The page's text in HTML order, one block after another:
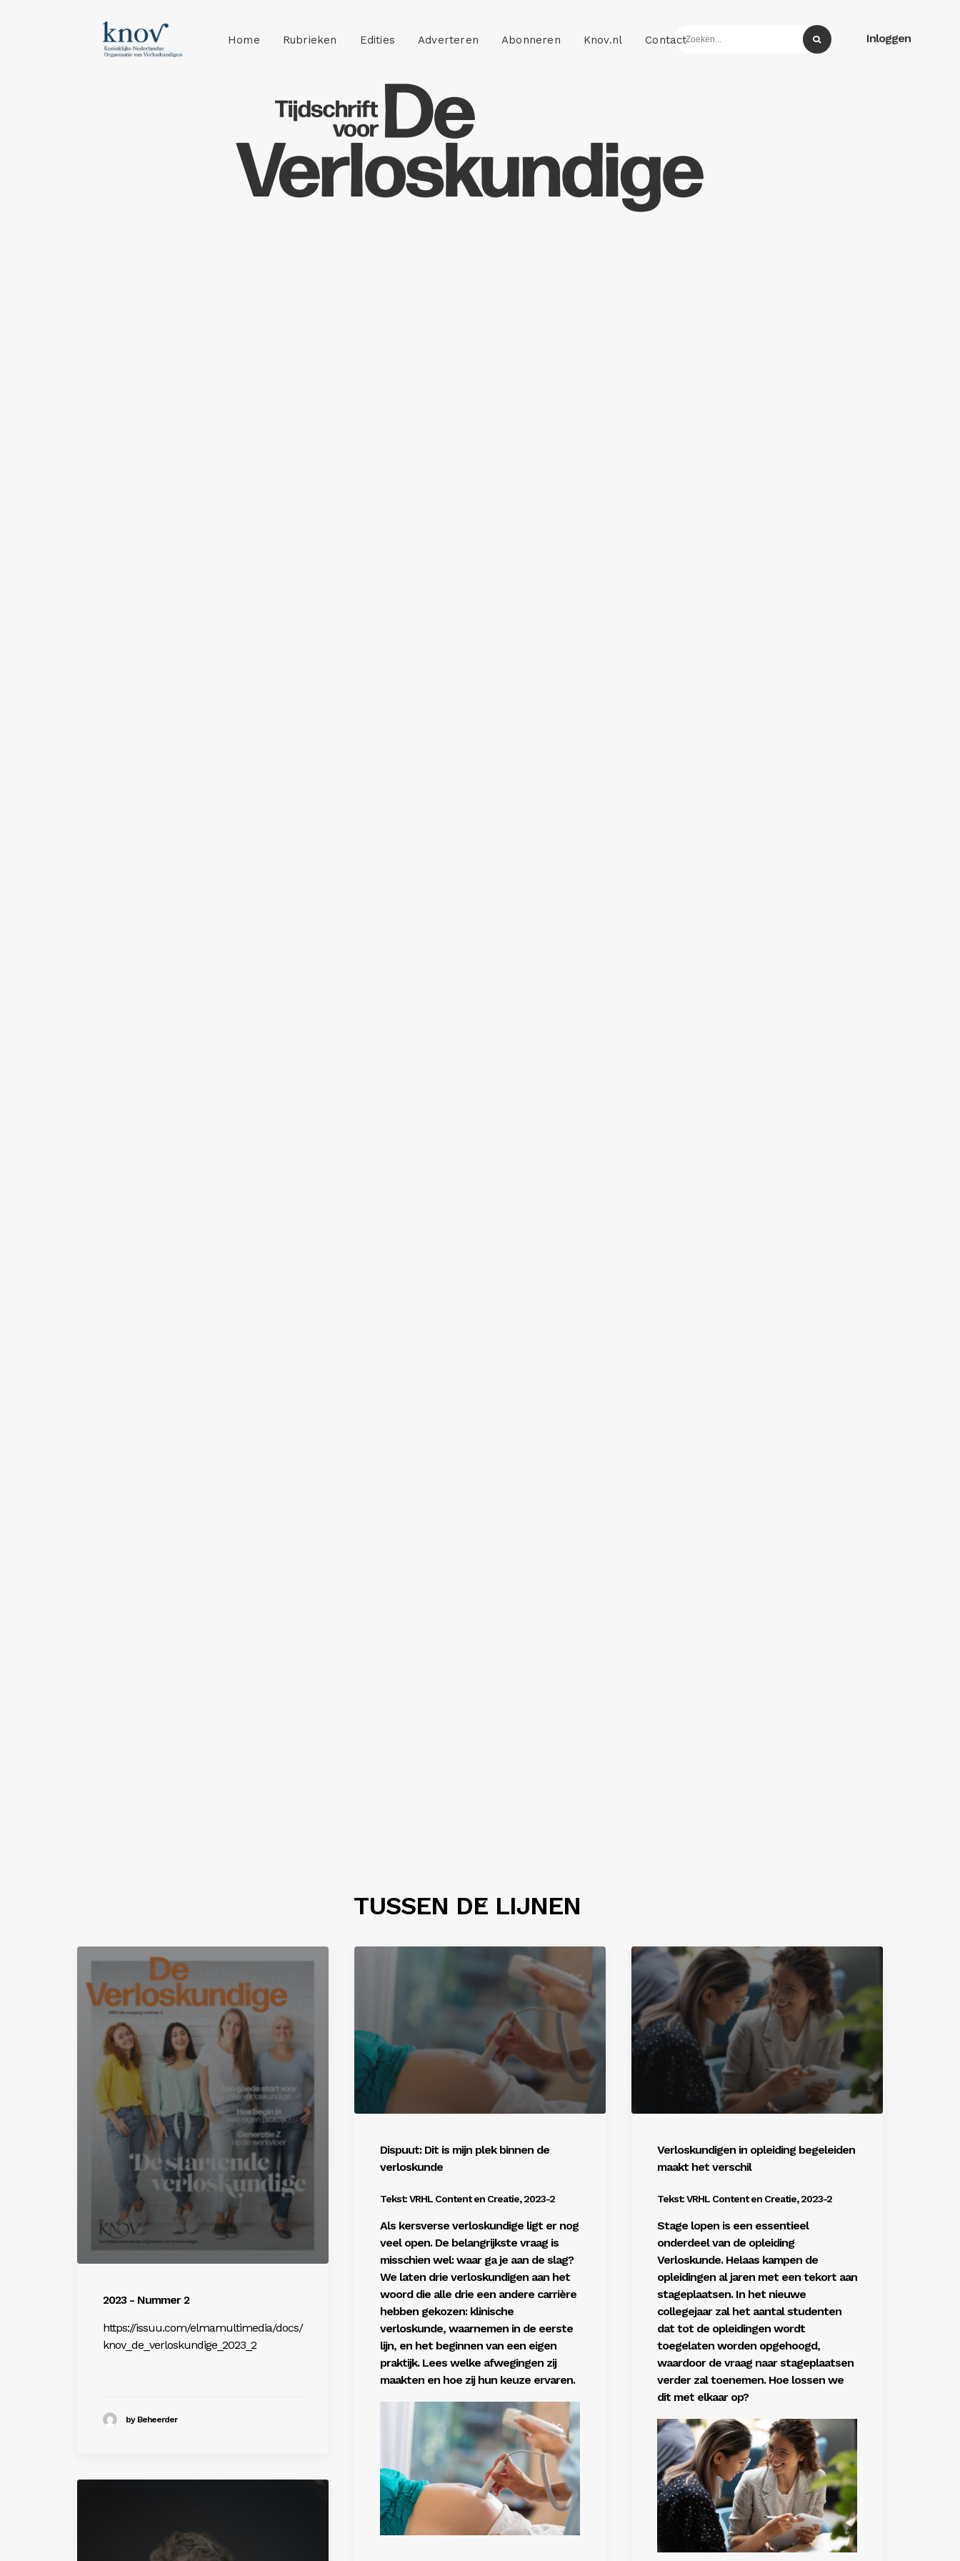
Home Rubrieken Edities Adverteren Abonneren Knov.nl Contact
TUSSEN DE LIJNEN
2023 - Nummer 2
https://issuu.com/elmamultimedia/docs/
knov_de_verloskundige_2023_2
by Beheerder
Dispuut: Dit is mijn plek binnen de
verloskunde
Tekst: VRHL Content en Creatie, 2023-2
Als kersverse verloskundige ligt er nog
veel open. De belangrijkste vraag is
misschien wel: waar ga je aan de slag?
We laten drie verloskundigen aan het
woord die alle drie een andere carrière
hebben gekozen: klinische
verloskunde, waarnemen in de eerste
lijn, en het beginnen van een eigen
praktijk. Lees welke afwegingen zij
maakten en hoe zij hun keuze ervaren.
Verloskundigen in opleiding begeleiden
maakt het verschil
Tekst: VRHL Content en Creatie, 2023-2
Stage lopen is een essentieel
onderdeel van de opleiding
Verloskunde. Helaas kampen de
opleidingen al jaren met een tekort aan
stageplaatsen. In het nieuwe
collegejaar zal het aantal studenten
dat tot de opleidingen wordt
toegelaten worden opgehoogd,
waardoor de vraag naar stageplaatsen
verder zal toenemen. Hoe lossen we
dit met elkaar op?
Inloggen